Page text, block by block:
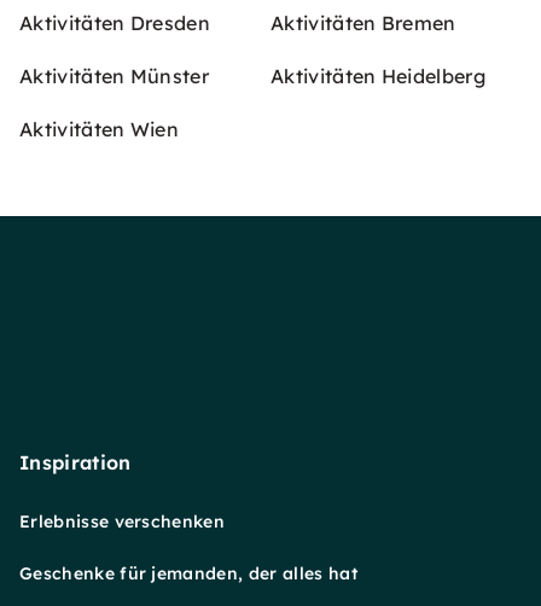
Aktivitäten Dresden Aktivitäten Bremen
Aktivitäten Münster Aktivitäten Heidelberg
Aktivitäten Wien
Inspiration
Erlebnisse verschenken
Geschenke für jemanden, der alles hat